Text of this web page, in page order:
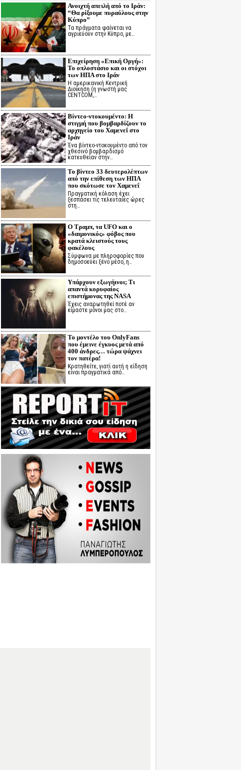
Ανοιχτή απειλή από το Ιράν:
“Θα ρίξουμε πυραύλους στην
Κύπρο”
Τα πράγματα φαίνεται να
αγριεύουν στην Κύπρο, με…
Επιχείρηση «Επική Οργή»:
Το οπλοστάσιο και οι στόχοι
των ΗΠΑ στο Ιράν
Η αμερικανική Κεντρική
Διοίκηση (η γνωστή μας
CENTCOM,…
Βίντεο-ντοκουμέντο: Η
στιγμή που βομβαρδίζουν το
αρχηγείο του Χαμενεΐ στο
Ιράν
Ένα βίντεο-ντοκουμέντο από τον
χθεσινό βομβαρδισμό
κατευθείαν στην…
Το βίντεο 33 δευτερολέπτων
από την επίθεση των ΗΠΑ
που σκότωσε τον Χαμενεΐ
Πραγματική κόλαση έχει
ξεσπάσει τις τελευταίες ώρες
στη…
Ο Τραμπ, τα UFO και ο
«δαιμονικός» φόβος που
κρατά κλειστούς τους
φακέλους
Σύμφωνα με πληροφορίες που
δημοσοεύει ξένο μέσο, η…
Υπάρχουν εξωγήινοι; Τι
απαντά κορυφαίος
επιστήμονας της NASA
Έχεις αναρωτηθεί ποτέ αν
είμαστε μόνοι μας στο…
Το μοντέλο του OnlyFans
που έμεινε έγκυος μετά από
400 άνδρες… τώρα ψάχνει
τον πατέρα!
Κρατηθείτε, γιατί αυτή η είδηση
είναι πραγματικά από…